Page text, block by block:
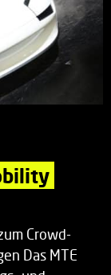
Crowd-
Das MTE